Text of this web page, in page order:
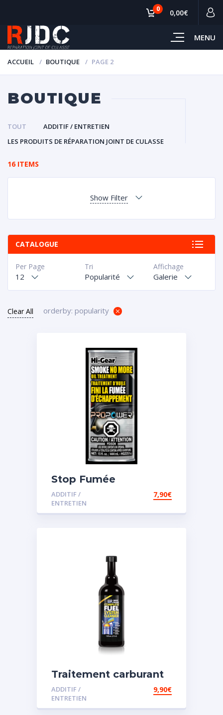
MENU
0 0,00€
ACCUEIL BOUTIQUE PAGE 2
BOUTIQUE
TOUT
ADDITIF / ENTRETIEN
LES PRODUITS DE RÉPARATION JOINT DE CULASSE
16 ITEMS
Show Filter
CATALOGUE
Affichage
Galerie
Tri
Popularité
Per Page
12
Clear All orderby: popularity
Stop Fumée
ADDITIF /
ENTRETIEN
7,90€
Traitement carburant
diesel et essence
ADDITIF /
ENTRETIEN
9,90€